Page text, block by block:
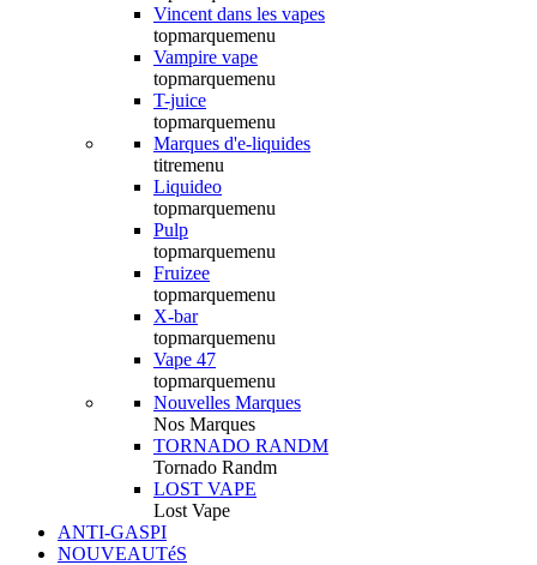
Vincent dans les vapes
topmarquemenu
Vampire vape
topmarquemenu
T-juice
topmarquemenu
Marques d'e-liquides
titremenu
Liquideo
topmarquemenu
Pulp
topmarquemenu
Fruizee
topmarquemenu
X-bar
topmarquemenu
Vape 47
topmarquemenu
Nouvelles Marques
Nos Marques
TORNADO RANDM
Tornado Randm
LOST VAPE
Lost Vape
ANTI-GASPI
NOUVEAUTéS